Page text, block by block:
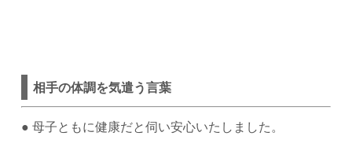
相手の体調を気遣う言葉
● 母子ともに健康だと伺い安心いたしました。